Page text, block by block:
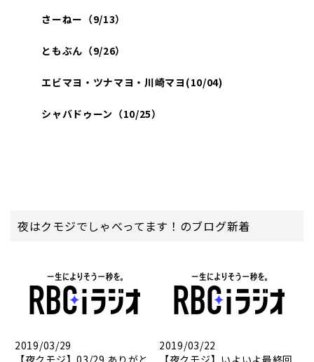
さーねー（9/13）
ともぶん（9/26）
エビマヨ・ツナマヨ・川崎マヨ(10/04)
シャバドゥーン（10/25）
夜はクモジでしゃべってます！のブログ新着
2019/03/29
【夜クモジ】03/29 ありがと
2019/03/22
【夜クモジ】いよいよ最終回